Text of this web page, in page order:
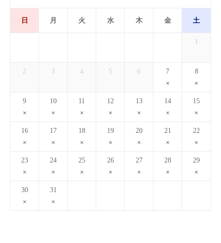
日 月 火 水 木 金 土
1
2 3 4 5 6 7 8
9 10 11 12 13 14 15
16 17 18 19 20 21 22
23 24 25 26 27 28 29
30 31